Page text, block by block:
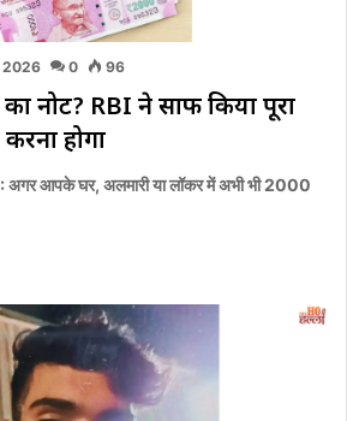
2026 0 96
नोट? RBI ने साफ किया पूरा
होगा
आपके घर, अलमारी या लॉकर में अभी भी 2000